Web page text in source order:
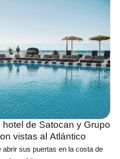
de Satocan y Grupo
en Tenerife con vistas al Atlántico
abrir sus puertas en la costa de